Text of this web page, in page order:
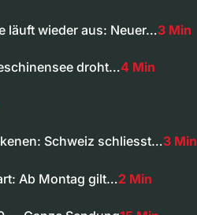
läuft wieder aus: Neuer…3 Min
droht…4 Min
Schweiz schliesst…3 Min
Ab Montag gilt…2 Min